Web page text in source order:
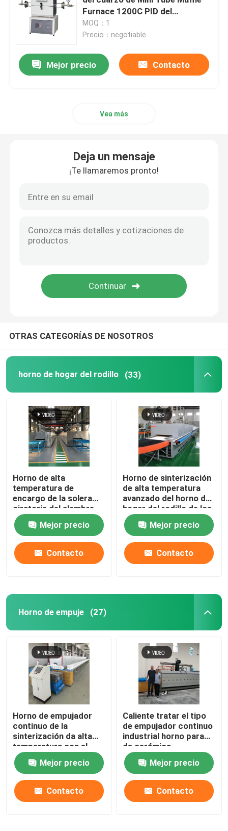
horno de la correa de la malla
Horno encajonado
horno de la carretilla
horno del hogar del rodillo
Muebles del horno
horno de cerámica
horno de sinterización
Horno material del ánodo y del cátodo
Hornos de secado
Horno de Tratamiento Térmico
Furnace 1200C PID del
laboratorio
MOQ：1
Precio：negotiable
Mejor precio Contacto
Vea más
Deja un mensaje
¡Te llamaremos pronto!
OTRAS CATEGORÍAS DE NOSOTROS
horno de hogar del rodillo (33)
Horno de alta
temperatura de
encargo de la solera
giratoria del alambre
de resistencia para los
materiales de la batería
de litio que sinterizan
Mejor precio
Contacto
Horno de sinterización
de alta temperatura
avanzado del horno de
hogar del rodillo de los
materiales de cerámica
Mejor precio
Contacto
Horno de empuje (27)
Horno de empujador
continuo de la
sinterización da alta
temperatura con el
carburo de silicio
Roces para las piezas
estructurales de la
circona del alúmina
Mejor precio
Contacto
Caliente tratar el tipo
de empujador continuo
industrial horno para
de cerámica
Mejor precio
Contacto